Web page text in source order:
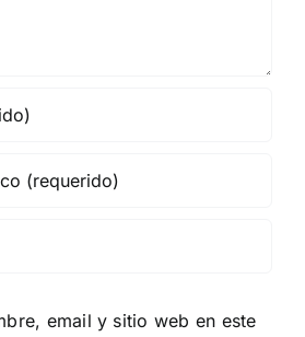
email y sitio web en este